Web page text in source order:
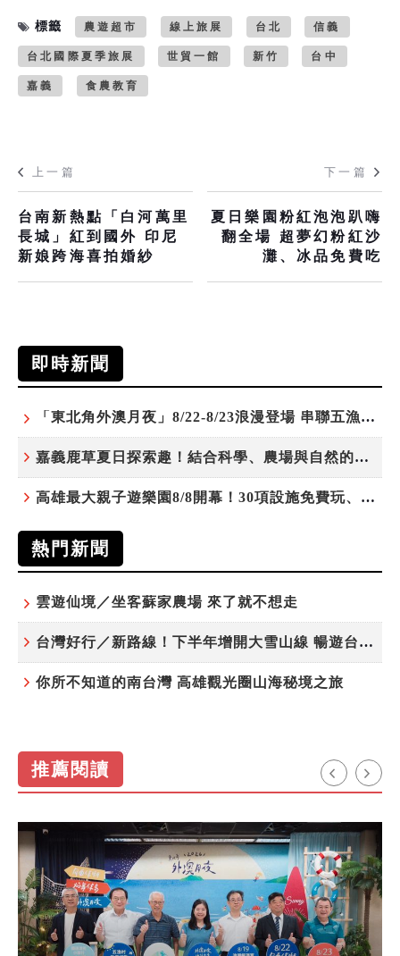
標籤 農遊超市 線上旅展 台北 信義
台北國際夏季旅展 世貿一館 新竹 台中
嘉義 食農教育
上一篇
台南新熱點「白河萬里
長城」紅到國外 印尼
新娘跨海喜拍婚紗
下一篇
夏日樂園粉紅泡泡趴嗨
翻全場 超夢幻粉紅沙
灘、冰品免費吃
即時新聞
「東北角外澳月夜」8/22-8/23浪漫登場 串聯五漁村、音樂、市集、火舞與慢旅共度夏夜
嘉義鹿草夏日探索趣！結合科學、農場與自然的親子小旅行
高雄最大親子遊樂園8/8開幕！30項設施免費玩、YOYO家族嗨翻暑假
熱門新聞
雲遊仙境／坐客蘇家農場 來了就不想走
台灣好行／新路線！下半年增開大雪山線 暢遊台中更便利
你所不知道的南台灣 高雄觀光圈山海秘境之旅
推薦閱讀